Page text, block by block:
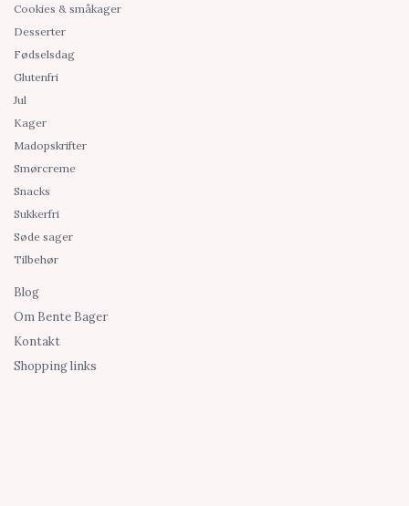
Cookies & småkager
Desserter
Fødselsdag
Glutenfri
Jul
Kager
Madopskrifter
Smørcreme
Snacks
Sukkerfri
Søde sager
Tilbehør
Blog
Om Bente Bager
Kontakt
Shopping links